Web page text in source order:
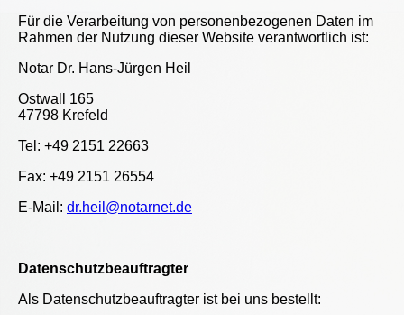
Für die Verarbeitung von personenbezogenen Daten im
Rahmen der Nutzung dieser Website verantwortlich ist:
Notar Dr. Hans-Jürgen Heil
Ostwall 165
47798 Krefeld
Tel: +49 2151 22663
Fax: +49 2151 26554
E-Mail: dr.heil@notarnet.de
Datenschutzbeauftragter
Als Datenschutzbeauftragter ist bei uns bestellt: